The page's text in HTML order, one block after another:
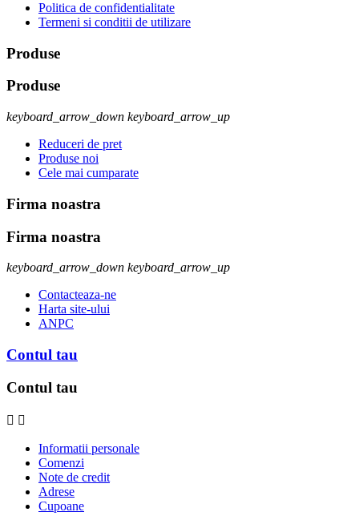
Politica de confidentialitate
Termeni si conditii de utilizare
Produse
Produse
keyboard_arrow_down keyboard_arrow_up
Reduceri de pret
Produse noi
Cele mai cumparate
Firma noastra
Firma noastra
keyboard_arrow_down keyboard_arrow_up
Contacteaza-ne
Harta site-ului
ANPC
Contul tau
Contul tau
 
Informatii personale
Comenzi
Note de credit
Adrese
Cupoane